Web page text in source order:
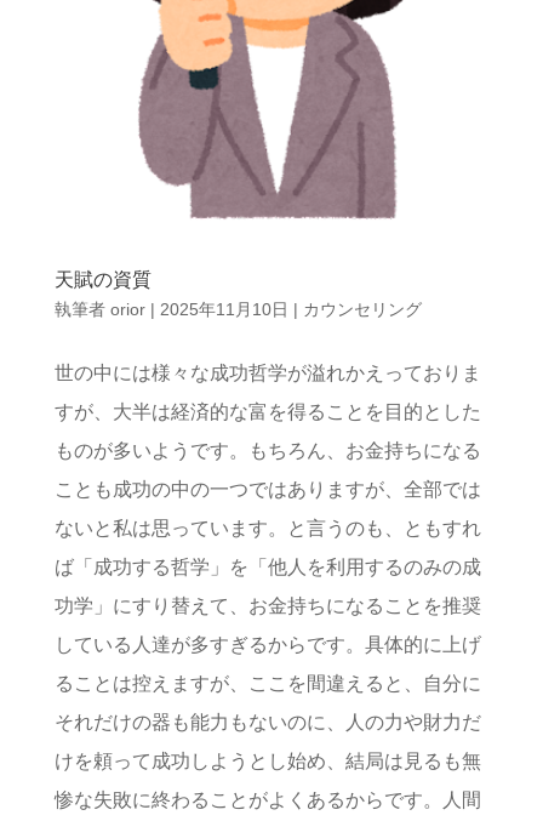
天賦の資質
執筆者 orior| 2025年11月10日 | カウンセリング
世の中には様々な成功哲学が溢れかえっておりま
すが、大半は経済的な富を得ることを目的とした
ものが多いようです。もちろん、お金持ちになる
ことも成功の中の一つではありますが、全部では
ないと私は思っています。と言うのも、ともすれ
ば「成功する哲学」を「他人を利用するのみの成
功学」にすり替えて、お金持ちになることを推奨
している人達が多すぎるからです。具体的に上げ
ることは控えますが、ここを間違えると、自分に
それだけの器も能力もないのに、人の力や財力だ
けを頼って成功しようとし始め、結局は見るも無
惨な失敗に終わることがよくあるからです。人間